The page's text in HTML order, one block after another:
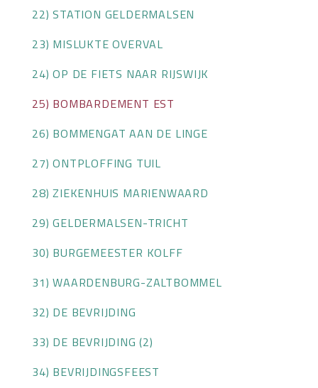
22) STATION GELDERMALSEN
23) MISLUKTE OVERVAL
24) OP DE FIETS NAAR RIJSWIJK
25) BOMBARDEMENT EST
26) BOMMENGAT AAN DE LINGE
27) ONTPLOFFING TUIL
28) ZIEKENHUIS MARIENWAARD
29) GELDERMALSEN-TRICHT
30) BURGEMEESTER KOLFF
31) WAARDENBURG-ZALTBOMMEL
32) DE BEVRIJDING
33) DE BEVRIJDING (2)
34) BEVRIJDINGSFEEST